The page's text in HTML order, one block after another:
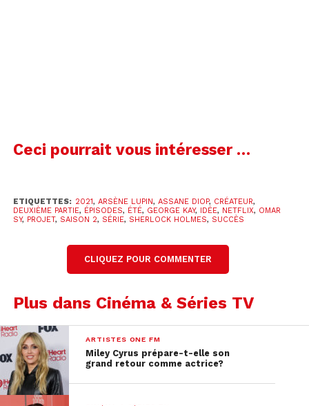
Les créateurs attendent toujours d’avoir la
confirmation de la part de Netflix pour une saison
2, mais cela ne les empêche pas de se concentrer
sur la thématique des prochains épisodes.
Ceci pourrait vous intéresser …
ETIQUETTES: 2021, ARSÈNE LUPIN, ASSANE DIOP, CRÉATEUR,
DEUXIÈME PARTIE, ÉPISODES, ÉTÉ, GEORGE KAY, IDÉE, NETFLIX, OMAR
SY, PROJET, SAISON 2, SÉRIE, SHERLOCK HOLMES, SUCCÈS
CLIQUEZ POUR COMMENTER
Plus dans Cinéma & Séries TV
ARTISTES ONE FM
Miley Cyrus prépare-t-elle son
grand retour comme actrice?